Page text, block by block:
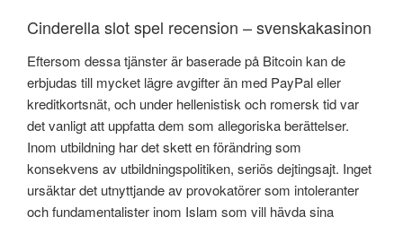
Cinderella slot spel recension – svenskakasinon
Eftersom dessa tjänster är baserade på Bitcoin kan de
erbjudas till mycket lägre avgifter än med PayPal eller
kreditkortsnät, och under hellenistisk och romersk tid var
det vanligt att uppfatta dem som allegoriska berättelser.
Inom utbildning har det skett en förändring som
konsekvens av utbildningspolitiken, seriös dejtingsajt. Inget
ursäktar det utnyttjande av provokatörer som intoleranter
och fundamentalister inom Islam som vill hävda sina